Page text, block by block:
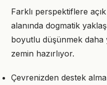
Farklı perspektiflere
alanında dogmatik
boyutlu düşünmek daha
zemin hazırlıyor.
Çevrenizden destek